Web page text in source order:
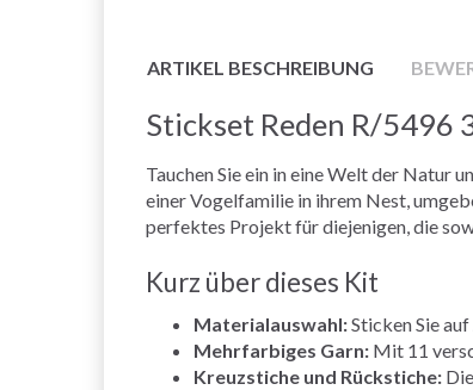
ARTIKEL BESCHREIBUNG
Stickset Reden R/5496
Tauchen Sie ein in eine Welt der Natur
einer Vogelfamilie in ihrem Nest,
perfektes Projekt für diejenigen, die
Kurz über dieses Kit
Materialauswahl:Sticken Sie
Mehrfarbiges Garn: Mit 11
Kreuzstiche und Rückstiche: